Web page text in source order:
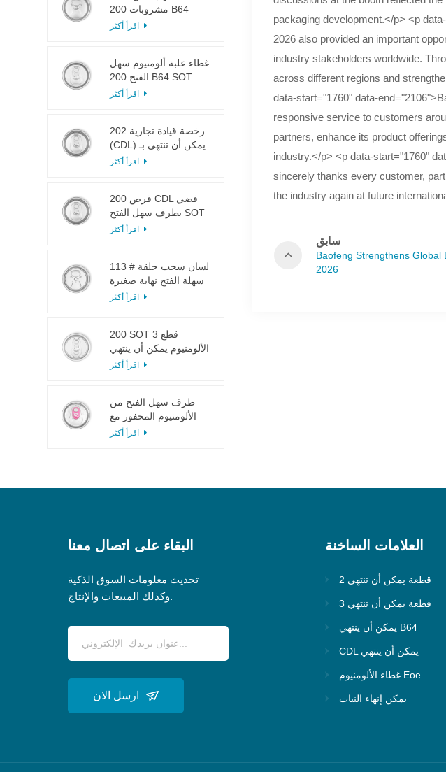
packaging development.</p> <p
2026 also provided an important
industry stakeholders worldwide.
across different regions and
data-start="1760" data-
responsive service to customers
partners, enhance its product
industry.</p> <p data-start="1760"
sincerely thanks every customer,
the industry again at future
سابق
Baofeng Strengthens Global
2026
مشروبات 200 B64
غطاء علبة ألومنيوم سهل
الفتح 200 B64 SOT
LOE
202 رخصة قيادة تجارية
(CDL) يمكن أن تنتهي بـ
SOT LOE فضي خفيف
200 قرص CDL فضي
بطرف سهل الفتح SOT
LOE إيبوكسي
113 # لسان سحب حلقة
سهلة الفتح نهاية صغيرة
لعصير الفاكهة
200 SOT 3 قطع
الألومنيوم يمكن أن ينتهي
لتعليب الطعام والشراب
طرف سهل الفتح من
الألومنيوم المحفور مع
لسان وردي
البقاء على اتصال معنا
تحديث معلومات السوق الذكية
وكذلك المبيعات والإنتاج.
ارسل الان
العلامات الساخنة
2 قطعة يمكن أن تنتهي
3 قطعة يمكن أن تنتهي
يمكن أن ينتهي B64
CDL يمكن أن ينتهي
غطاء الألومنيوم Eoe
يمكن إنهاء النبات